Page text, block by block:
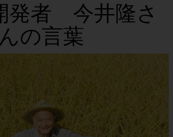
発者 今井隆さ
んの言葉